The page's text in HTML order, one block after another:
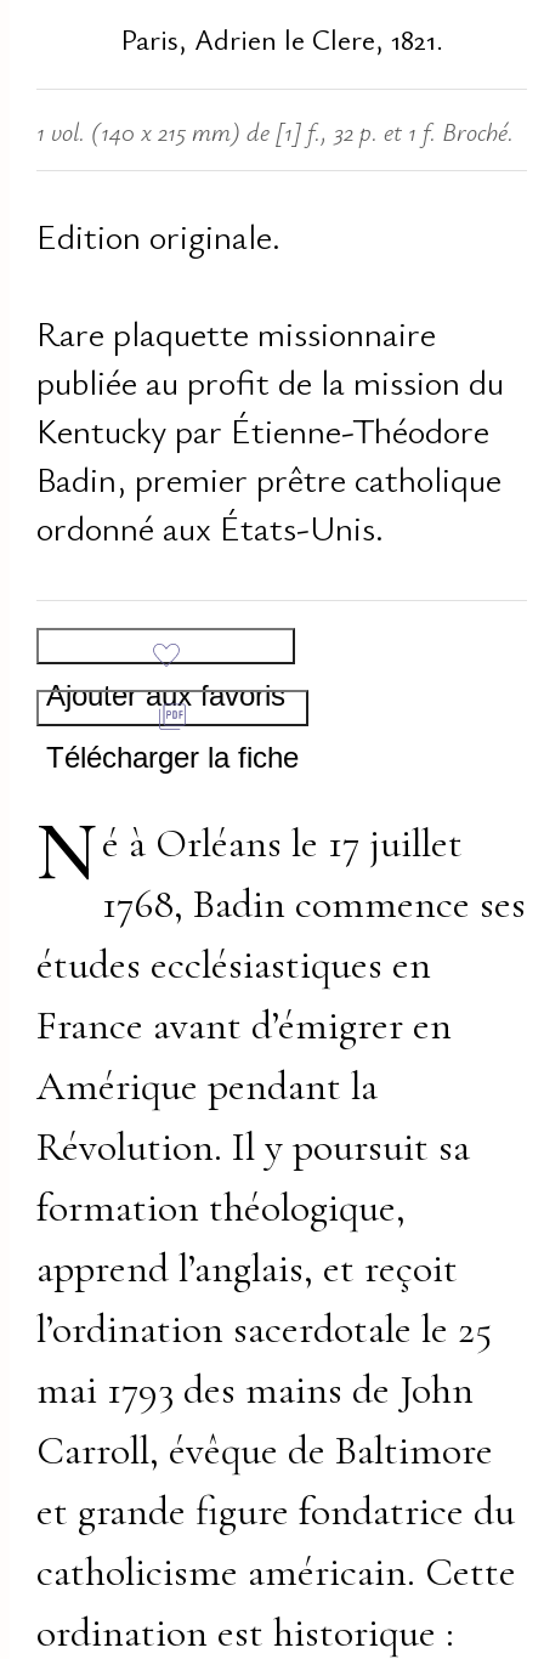
Paris, Adrien le Clere, 1821.
1 vol. (140 x 215 mm) de [1] f., 32 p. et 1 f. Broché.
Edition originale.
Rare plaquette missionnaire
publiée au profit de la mission du
Kentucky par Étienne-Théodore
Badin, premier prêtre catholique
ordonné aux États-Unis.
Ajouter aux favoris
Télécharger la fiche
Né à Orléans le 17 juillet
1768, Badin commence ses
études ecclésiastiques en
France avant d’émigrer en
Amérique pendant la
Révolution. Il y poursuit sa
formation théologique,
apprend l’anglais, et reçoit
l’ordination sacerdotale le 25
mai 1793 des mains de John
Carroll, évêque de Baltimore
et grande figure fondatrice du
catholicisme américain. Cette
ordination est historique :